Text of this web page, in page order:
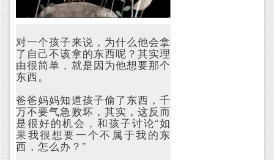
对一个孩子来说，为什么他会拿
了自己不该拿的东西呢？其实理
由很简单，就是因为他想要那个
东西。
爸爸妈妈知道孩子偷了东西，千
万不要气急败坏，其实，这反而
是很好的机会，和孩子讨论“如
果我很想要一个不属于我的东
西，怎么办？”